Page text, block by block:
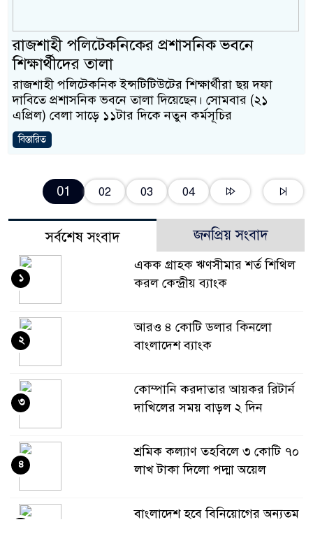
রাজশাহী পলিটেকনিকের প্রশাসনিক ভবনে
শিক্ষার্থীদের তালা
রাজশাহী পলিটেকনিক ইন্সটিটিউটের শিক্ষার্থীরা ছয় দফা
দাবিতে প্রশাসনিক ভবনে তালা দিয়েছেন। সোমবার (২১
এপ্রিল) বেলা সাড়ে ১১টার দিকে নতুন কর্মসূচির
বিস্তারিত
01 02 03 04
সর্বশেষ সংবাদ জনপ্রিয় সংবাদ
একক গ্রাহক ঋণসীমার শর্ত শিথিল
করল কেন্দ্রীয় ব্যাংক
১
আরও ৪ কোটি ডলার কিনলো
বাংলাদেশ ব্যাংক
২
কোম্পানি করদাতার আয়কর রিটার্ন
দাখিলের সময় বাড়ল ২ দিন
৩
শ্রমিক কল্যাণ তহবিলে ৩ কোটি ৭০
লাখ টাকা দিলো পদ্মা অয়েল
৪
বাংলাদেশ হবে বিনিয়োগের অন্যতম